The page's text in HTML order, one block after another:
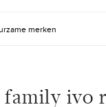
merken
ivo